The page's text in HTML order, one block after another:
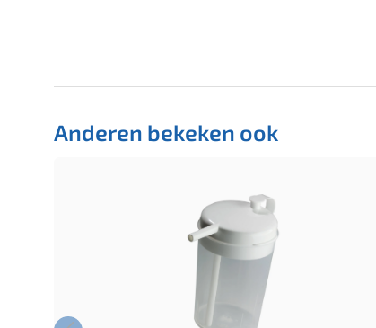
Anderen bekeken ook